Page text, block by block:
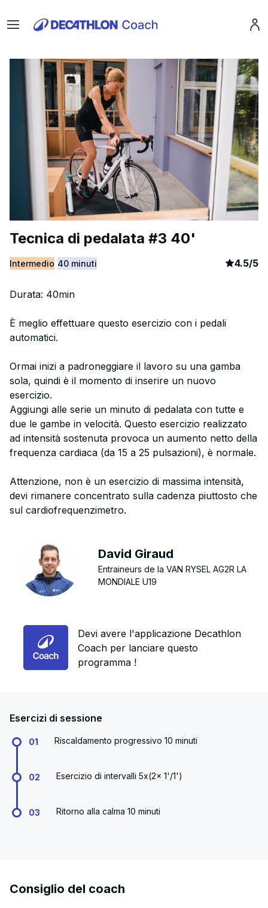
Menu
Tecnica di pedalata #3 40'
Intermedio 40 minuti article
4.5/5
Durata: 40min
È meglio effettuare questo esercizio con i pedali
automatici.
Ormai inizi a padroneggiare il lavoro su una gamba
sola, quindi è il momento di inserire un nuovo
esercizio.
Aggiungi alle serie un minuto di pedalata con tutte e
due le gambe in velocità. Questo esercizio realizzato
ad intensità sostenuta provoca un aumento netto della
frequenza cardiaca (da 15 a 25 pulsazioni), è normale.
Attenzione, non è un esercizio di massima intensità,
devi rimanere concentrato sulla cadenza piuttosto che
sul cardiofrequenzimetro.
David Giraud
Entraineurs de la VAN RYSEL AG2R LA
MONDIALE U19
Devi avere l'applicazione Decathlon
Coach per lanciare questo
programma !
Esercizi di sessione
01 Riscaldamento progressivo 10 minuti
02 Esercizio di intervalli 5x(2x 1'/1')
03 Ritorno alla calma 10 minuti
Consiglio del coach